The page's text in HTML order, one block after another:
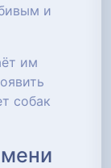
и
им
собак